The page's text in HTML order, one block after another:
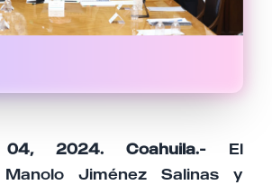
04, 2024. Coahuila.- El
Manolo Jiménez Salinas y